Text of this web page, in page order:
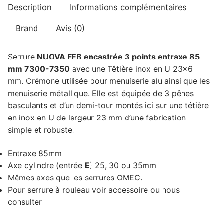
Description Informations complémentaires
Brand Avis (0)
Serrure NUOVA FEB encastrée 3 points entraxe 85
mm 7300-7350 avec une Têtière inox en U 23×6
mm. Crémone utilisée pour menuiserie alu ainsi que les
menuiserie métallique. Elle est équipée de 3 pênes
basculants et d’un demi-tour montés ici sur une tétière
en inox en U de largeur 23 mm d’une fabrication
simple et robuste.
Entraxe 85mm
Axe cylindre (entrée E) 25, 30 ou 35mm
Mêmes axes que les serrures OMEC.
Pour serrure à rouleau voir accessoire ou nous
consulter